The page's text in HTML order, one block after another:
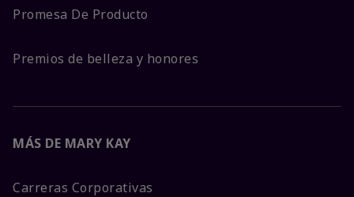
Promesa De Producto
Premios de belleza y honores
MÁS DE MARY KAY
Carreras Corporativas